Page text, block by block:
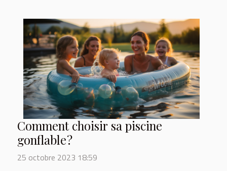
Comment choisir sa piscine
gonflable ?
25 octobre 2023 18:59